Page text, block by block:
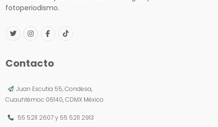
fotoperiodismo.
Contacto
Juan Escutia 55, Condesa,
Cuauhtémoc 06140, CDMX México.
55 5211 2607y 55 5211 2913